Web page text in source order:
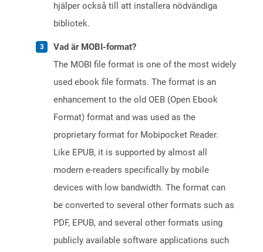
hjälper också till att installera nödvändiga
bibliotek.
Vad är MOBI-format?
The MOBI file format is one of the most widely
used ebook file formats. The format is an
enhancement to the old OEB (Open Ebook
Format) format and was used as the
proprietary format for Mobipocket Reader.
Like EPUB, it is supported by almost all
modern e-readers specifically by mobile
devices with low bandwidth. The format can
be converted to several other formats such as
PDF, EPUB, and several other formats using
publicly available software applications such